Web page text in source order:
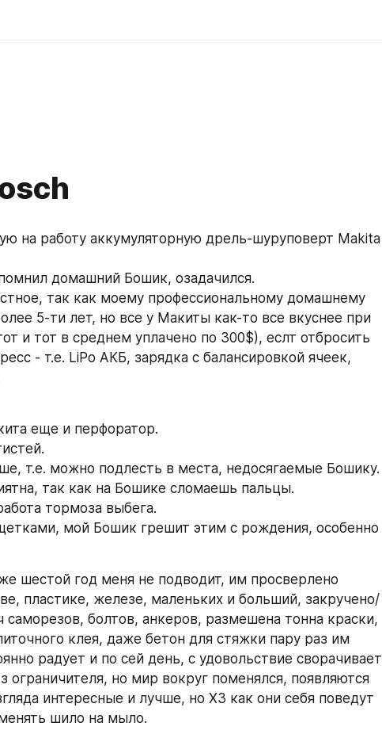
на работу аккумуляторную дрель-шуруповерт Makita
домашний Бошик, озадачился.
так как моему профессиональному домашнему
5-ти лет, но все у Макиты как-то все вкуснее при
и тот в среднем уплачено по 300$), еслт отбросить
- т.е. LiPo АКБ, зарядка с балансировкой ячеек,
еще и перфоратор.
т.е. можно подлесть в места, недосягаемые Бошику.
так как на Бошике сломаешь пальцы.
тормоза выбега.
мой Бошик грешит этим с рождения, особенно
шестой год меня не подводит, им просверлено
пластике, железе, маленьких и больший, закручено/
саморезов, болтов, анкеров, размешена тонна краски,
клея, даже бетон для стяжки пару раз им
радует и по сей день, с удовольствие сворачивает
ограничителя, но мир вокруг поменялся, появляются
интересные и лучше, но ХЗ как они себя поведут
шило на мыло.